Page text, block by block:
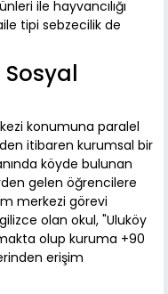
ile hayvancılığı
tipi sebzecilik de
konumuna paralel
itibaren kurumsal bir
köyde bulunan
gelen öğrencilere
merkezi görevi
olan okul, "Uluköy
olup kuruma +90
erişim